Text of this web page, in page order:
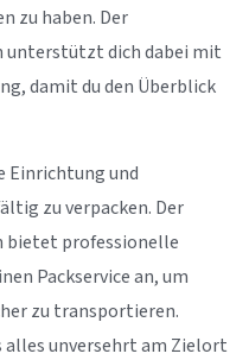
zu haben. Der
unterstützt dich dabei mit
damit du den Überblick
Einrichtung und
zu verpacken. Der
bietet professionelle
Packservice an, um
zu transportieren.
alles unversehrt am Zielort